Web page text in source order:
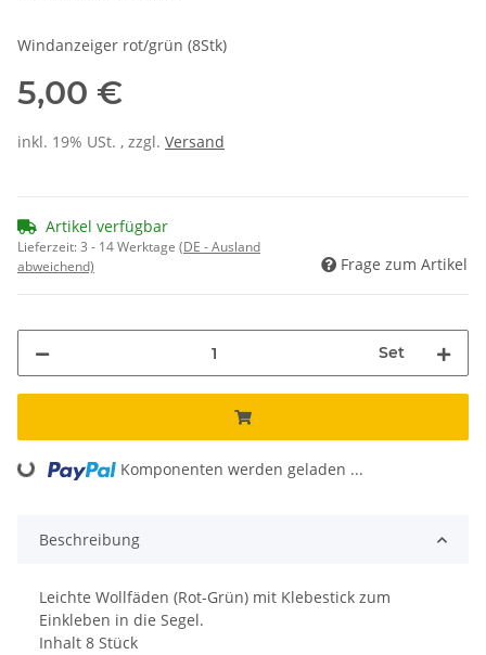
Windanzeiger rot/grün (8Stk)
5,00 €
inkl. 19% USt. , zzgl. Versand
Artikel verfügbar
Lieferzeit:3 - 14 Werktage (DE - Ausland
abweichend)
Frage zum Artikel
Set
Loading... Komponenten werden geladen ...
Beschreibung
Leichte Wollfäden (Rot-Grün) mit Klebestick zum
Einkleben in die Segel.
Inhalt 8 Stück